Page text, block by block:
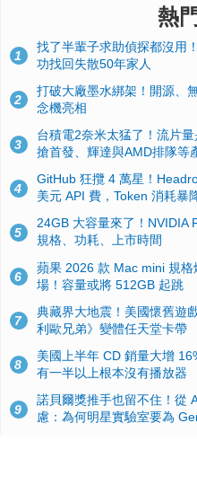
熱
1
找了半輩子求助偵探都沒用
功找回失散50年家人
2
打破大廠墨水綁架！開源、
念機亮相
3
台積電2奈米太猛了！流片
搶首發、輝達與AMD排隊等
4
GitHub 狂攬 4 萬星！
美元 API 費，Token 消耗暴
5
24GB 大容量來了！NVIDIA
規格、功耗、上市時間
6
蘋果 2026 款 Mac mini 規
場！容量或將 512GB 起跳
7
典藏界大地震！美國懷舊遊
利歐兄弟》變體任天堂卡帶
8
美國上半年 CD 銷量大增
有一半以上根本沒有播放器
9
諾貝爾獎推手也留不住！從
慮：為何明星實驗室要為